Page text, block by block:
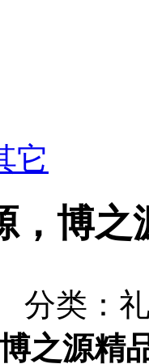
它
，博之
分类：
博之源精